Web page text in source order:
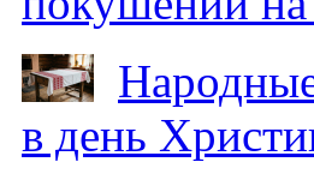
в день